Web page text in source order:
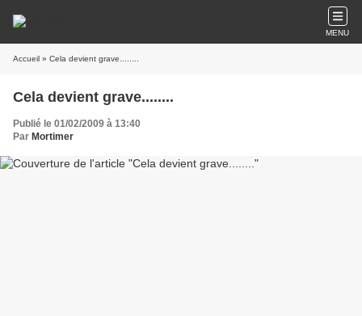
MENU
Accueil » Cela devient grave........
Cela devient grave........
Publié le 01/02/2009 à 13:40
Par Mortimer